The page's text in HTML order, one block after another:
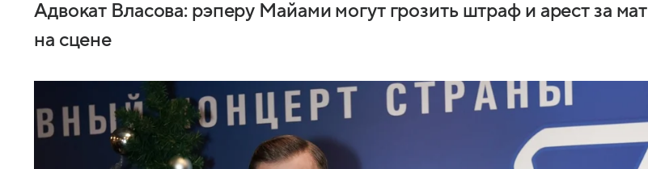
Адвокат Власова: рэперу Майами могут грозить штраф и арест за мат
на сцене